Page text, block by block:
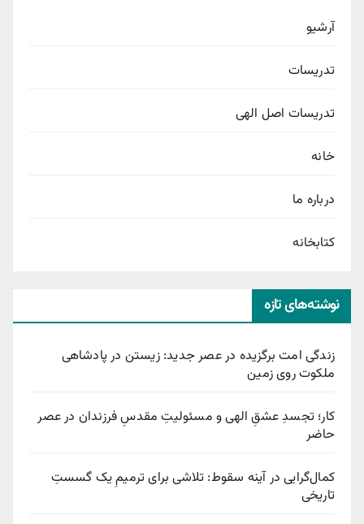
آرشیو
تدریسات
تدریسات اصل الهی
خانه
درباره ما
کتابخانه
نوشته‌های تازه
زندگی امت برگزیده در عصر جدید: زیستن در پادشاهی
ملکوت روی زمین
کار؛ تجسدِ عشقِ الهی و مسئولیتِ مقدسِ فرزندان در عصر
حاضر
کمال‌گرایی در آینه سقوط: تلاشی برای ترمیمِ یک گسستِ
تاریخی